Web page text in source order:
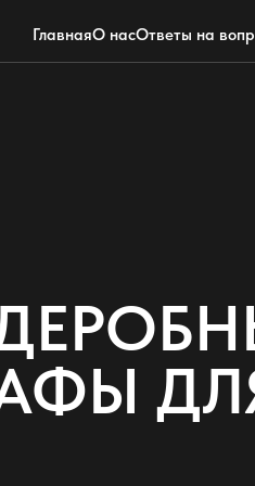
ГлавнаяО насОтветы на